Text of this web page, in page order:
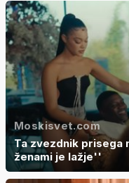
Moskisvet.com
Ta zvezdnik prisega
ženami je lažje''